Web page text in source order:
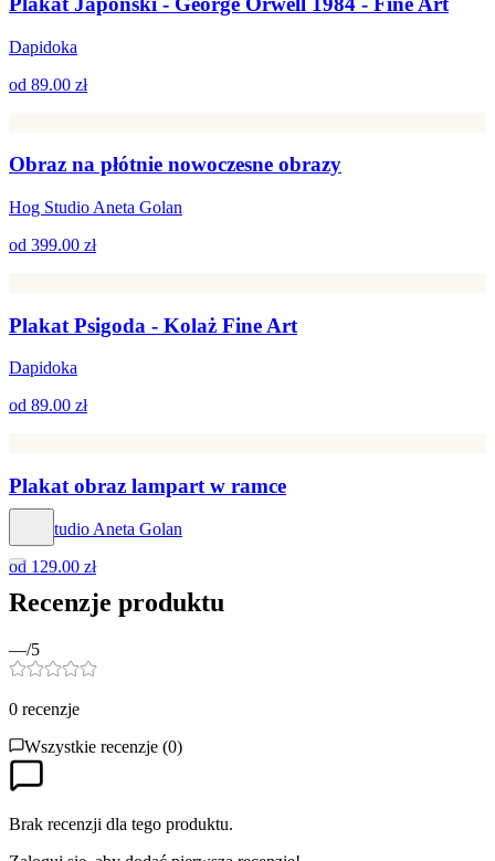
Dapidoka
od 89.00 zł
Obraz na płótnie nowoczesne obrazy
Hog Studio Aneta Golan
od 399.00 zł
Plakat Psigoda - Kolaż Fine Art
Dapidoka
od 89.00 zł
Plakat obraz lampart w ramce
Hog Studio Aneta Golan
od 129.00 zł
Recenzje produktu
—/5
0 recenzje
Wszystkie recenzje (0)
Brak recenzji dla tego produktu.